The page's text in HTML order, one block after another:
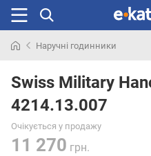
раніше
Наручні годинники
Swiss Military
4214.13.007
Очікується у продажу
11 270 грн.